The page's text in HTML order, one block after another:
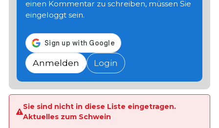
einen Kommentar zu schreiben, müssen Sie
eingeloggt sein.
Anmelden Login
Sie sind nicht in diese Liste eingetragen.
Aktuelles zum Schwein